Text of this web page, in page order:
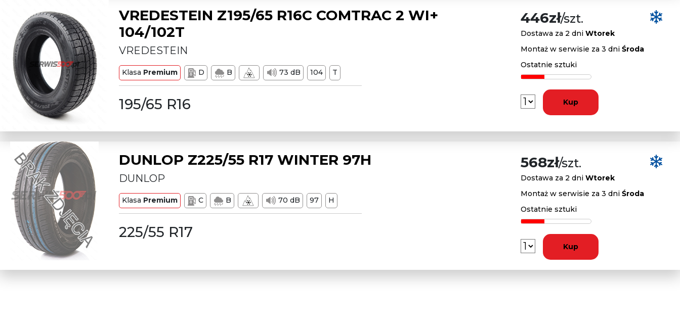
VREDESTEIN Z195/65 R16C COMTRAC 2 WI+
104/102T
VREDESTEIN
Klasa Premium D B 73 dB 104 T
195/65 R16
446zł/szt.
Dostawa za 2 dni Wtorek
Montaż w serwisie za 3 dni Środa
Ostatnie sztuki
Kup
DUNLOP Z225/55 R17 WINTER 97H
DUNLOP
Klasa Premium C B 70 dB 97 H
225/55 R17
568zł/szt.
Dostawa za 2 dni Wtorek
Montaż w serwisie za 3 dni Środa
Ostatnie sztuki
Kup